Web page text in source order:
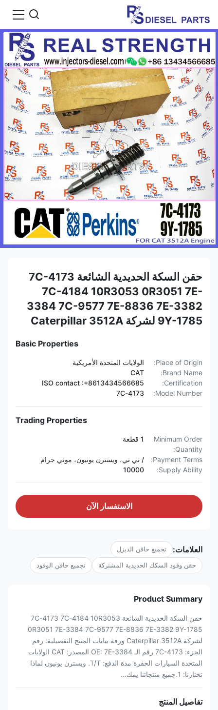
حقن السكة الحديدية الشائعة 7C-4173
7C-4184 10R3053 0R3051 7E-
3384 7C-9577 7E-8836 7E-3382
9Y-1785 لشركة Caterpillar 3512A
Basic Properties
Place of Origin:
الولايات المتحدة الأمريكية
Brand Name:
CAT
Certification:
ISO contact :+8613434566685
Model Number:
7C-4173
Trading Properties
Minimum Order
Quantity:
1 قطعة
Payment Terms:
/ تي تي، ويسترن يونيون، موني جرام
Supply Ability:
10000
الاستفسار الآن
العلامات: تجميع حاقن الديزل
حقن وقود السكك الحديدية المشتركة تجميع حاقن الوقود
Product Summary
حقن السكة الحديدية الشائعة 7C-4173 7C-4184 10R3053
0R3051 7E-3384 7C-9577 7E-8836 7E-3382 9Y-1785
لشركة Caterpillar 3512A ورقة بيانات المنتج التفصيلية: رقم
الجزء: 7C-4173 رقم الـ OE: 7E-3384 المصدر: CAT الولايات
المتحدة السيارات الحفرة مدة الدفع: T/T. ويسترن يونيون لماذا
تختارنا: 1.جميع منتجاتنا يمك...
تفاصيل المنتج